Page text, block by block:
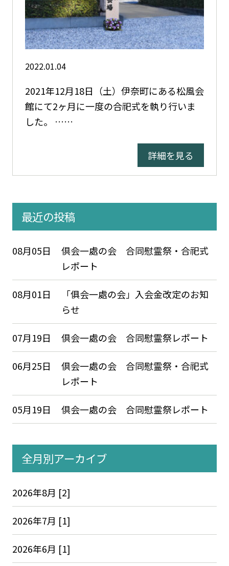
2022.01.04
2021年12月18日（土）伊奈町にある松風会
館にて2ヶ月に一度の合祀式を執り行いま
した。 ……
詳細を見る
最近の投稿
08月05日
倶会一處の会 合同慰霊祭・合祀式
レポート
08月01日
「俱会一處の会」入会金改定のお知
らせ
07月19日 倶会一處の会 合同慰霊祭レポート
06月25日
倶会一處の会 合同慰霊祭・合祀式
レポート
05月19日 倶会一處の会 合同慰霊祭レポート
全月別アーカイブ
2026年8月 [2]
2026年7月 [1]
2026年6月 [1]